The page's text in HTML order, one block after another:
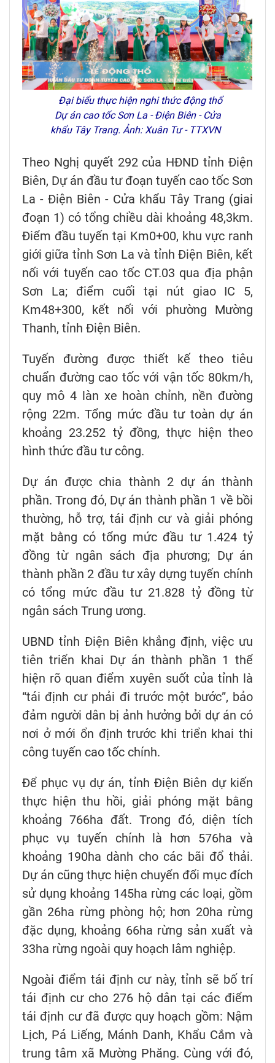
Đại biểu thực hiện nghi thức động thổ
Dự án cao tốc Sơn La - Điện Biên - Cửa
khẩu Tây Trang. Ảnh: Xuân Tư - TTXVN
Theo Nghị quyết 292 của HĐND tỉnh Điện
Biên, Dự án đầu tư đoạn tuyến cao tốc Sơn
La - Điện Biên - Cửa khẩu Tây Trang (giai
đoạn 1) có tổng chiều dài khoảng 48,3km.
Điểm đầu tuyến tại Km0+00, khu vực ranh
giới giữa tỉnh Sơn La và tỉnh Điện Biên, kết
nối với tuyến cao tốc CT.03 qua địa phận
Sơn La; điểm cuối tại nút giao IC 5,
Km48+300, kết nối với phường Mường
Thanh, tỉnh Điện Biên.
Tuyến đường được thiết kế theo tiêu
chuẩn đường cao tốc với vận tốc 80km/h,
quy mô 4 làn xe hoàn chỉnh, nền đường
rộng 22m. Tổng mức đầu tư toàn dự án
khoảng 23.252 tỷ đồng, thực hiện theo
hình thức đầu tư công.
Dự án được chia thành 2 dự án thành
phần. Trong đó, Dự án thành phần 1 về bồi
thường, hỗ trợ, tái định cư và giải phóng
mặt bằng có tổng mức đầu tư 1.424 tỷ
đồng từ ngân sách địa phương; Dự án
thành phần 2 đầu tư xây dựng tuyến chính
có tổng mức đầu tư 21.828 tỷ đồng từ
ngân sách Trung ương.
UBND tỉnh Điện Biên khẳng định, việc ưu
tiên triển khai Dự án thành phần 1 thể
hiện rõ quan điểm xuyên suốt của tỉnh là
“tái định cư phải đi trước một bước”, bảo
đảm người dân bị ảnh hưởng bởi dự án có
nơi ở mới ổn định trước khi triển khai thi
công tuyến cao tốc chính.
Để phục vụ dự án, tỉnh Điện Biên dự kiến
thực hiện thu hồi, giải phóng mặt bằng
khoảng 766ha đất. Trong đó, diện tích
phục vụ tuyến chính là hơn 576ha và
khoảng 190ha dành cho các bãi đổ thải.
Dự án cũng thực hiện chuyển đổi mục đích
sử dụng khoảng 145ha rừng các loại, gồm
gần 26ha rừng phòng hộ; hơn 20ha rừng
đặc dụng, khoảng 66ha rừng sản xuất và
33ha rừng ngoài quy hoạch lâm nghiệp.
Ngoài điểm tái định cư này, tỉnh sẽ bố trí
tái định cư cho 276 hộ dân tại các điểm
tái định cư đã được quy hoạch gồm: Nậm
Lịch, Pá Liếng, Mánh Danh, Khẩu Cắm và
trung tâm xã Mường Phăng. Cùng với đó,